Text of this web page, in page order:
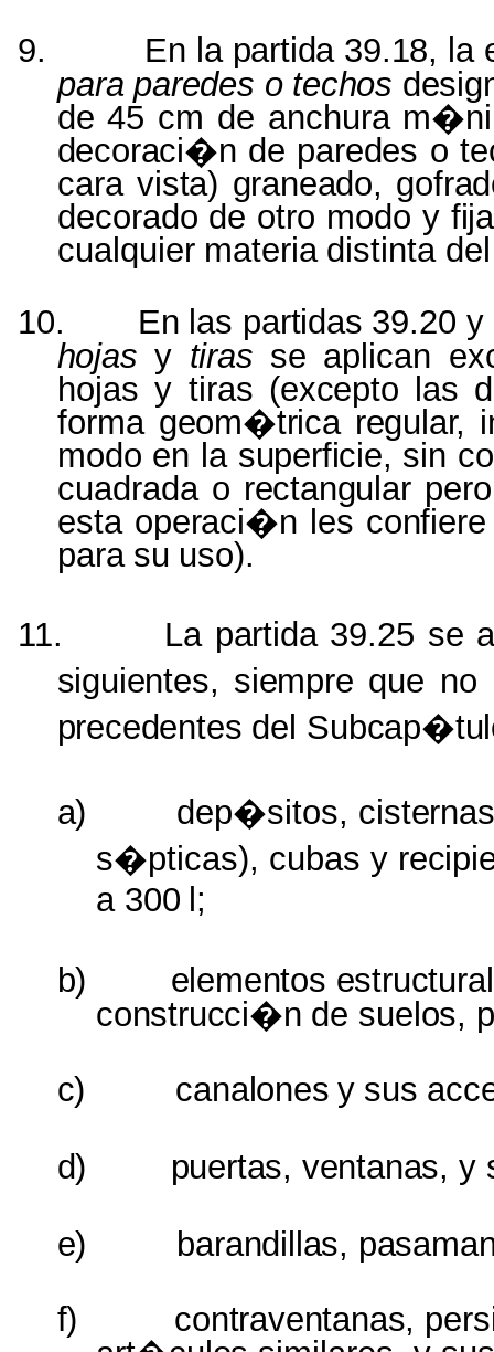
9.
En la partida 39.18, la
para paredes o techos
de 45 cm de anchura
decoraci�n de paredes o
caravista) graneado,
decorado de otro modo y
cualquier materia distinta del
10.
En las partidas 39.20 y
hojas y tiras se aplican
hojas y tiras (excepto las
forma geom�trica regular,
modo en la superficie, sin
cuadrada o rectangular
esta operaci�n les
para su uso).
11. La partida 39.25 se
siguientes, siempre que no
precedentes del
a) dep�sitos,
s�pticas), cubas y
a 300 l;
b)
elementos
construcci�n de suelos,
c)
canalones y sus
d) puertas, ventanas, y
e)
barandillas,
f)
contraventanas,